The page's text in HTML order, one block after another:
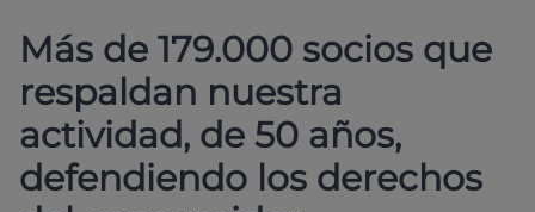
Más de 179.000 socios que
respaldan nuestra
actividad, de 50 años,
defendiendo los derechos